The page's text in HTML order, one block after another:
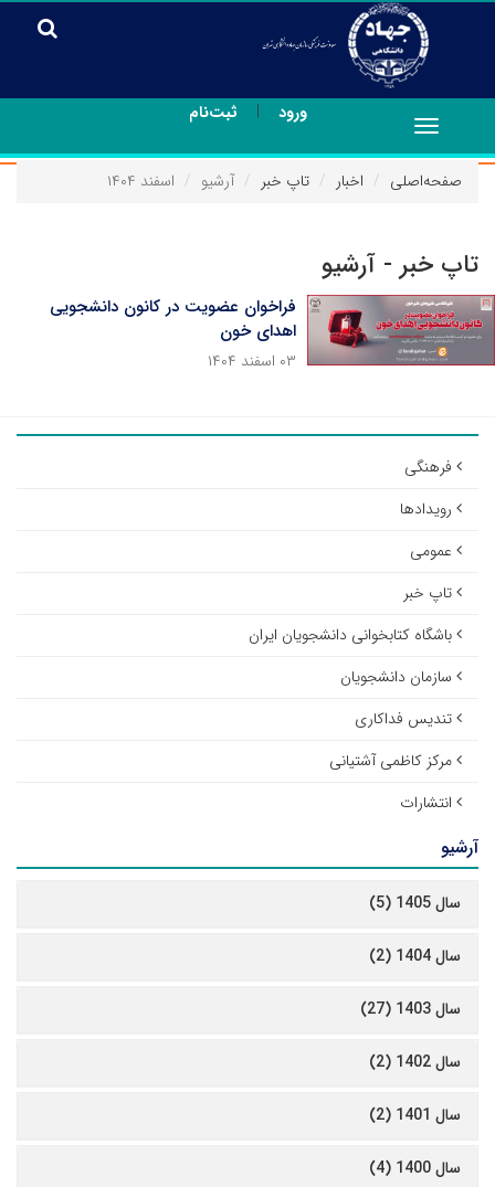
ورود | ثبت‌نام
Toggle
navigation
صفحه‌اصلی
اخبار تاپ خبر آرشیو اسفند ۱۴۰۴
تاپ خبر - آرشیو
فراخوان عضویت در کانون دانشجویی
اهدای خون
۰۳ اسفند ۱۴۰۴
فرهنگی
رویدادها
عمومی
تاپ خبر
باشگاه کتابخوانی دانشجویان ایران
سازمان دانشجویان
تندیس فداکاری
مرکز کاظمی آشتیانی
انتشارات
آرشیو
سال 1405 (5)
سال 1404 (2)
سال 1403 (27)
سال 1402 (2)
سال 1401 (2)
سال 1400 (4)